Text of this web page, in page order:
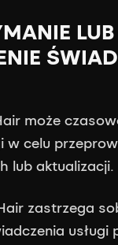
LUB
może
w celu
lub aktualizacji.
zastrzega
usługi